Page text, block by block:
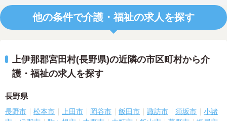
他の条件で介護・福祉の求人を探す
上伊那郡宮田村(長野県)の近隣の市区町村から介
護・福祉の求人を探す
長野県
長野市 松本市 上田市 岡谷市 飯田市 諏訪市 須坂市
小諸